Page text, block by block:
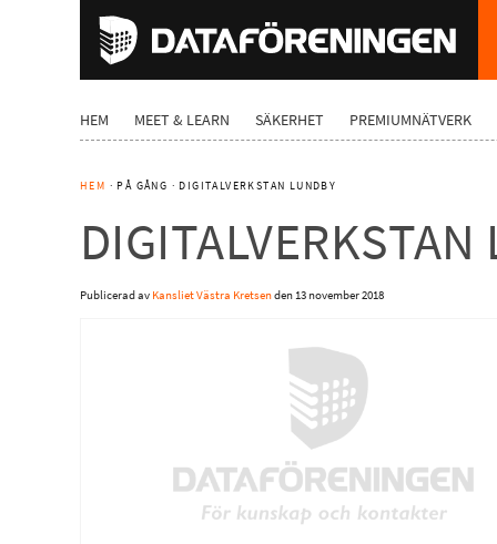
HEM MEET & LEARN SÄKERHET PREMIUMNÄTVERK
HEM · PÅ GÅNG · DIGITALVERKSTAN LUNDBY
DIGITALVERKSTAN
Publicerad av Kansliet Västra Kretsenden13 november 2018